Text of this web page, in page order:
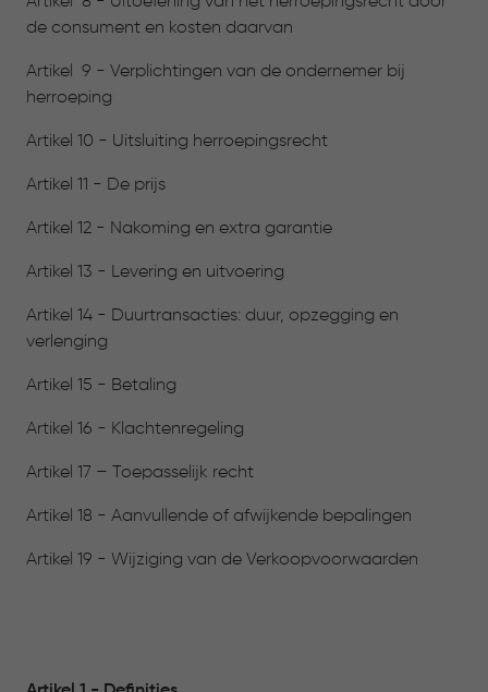
de consument en kosten daarvan
Artikel 9 - Verplichtingen van de ondernemer bij
herroeping
Artikel 10 - Uitsluiting herroepingsrecht
Artikel 11 - De prijs
Artikel 12 - Nakoming en extra garantie
Artikel 13 - Levering en uitvoering
Artikel 14 - Duurtransacties: duur, opzegging en
verlenging
Artikel 15 - Betaling
Artikel 16 - Klachtenregeling
Artikel 17 – Toepasselijk recht
Artikel 18 - Aanvullende of afwijkende bepalingen
Artikel 19 - Wijziging van de Verkoopvoorwaarden